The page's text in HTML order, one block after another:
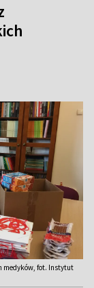
medyków, fot. Instytut